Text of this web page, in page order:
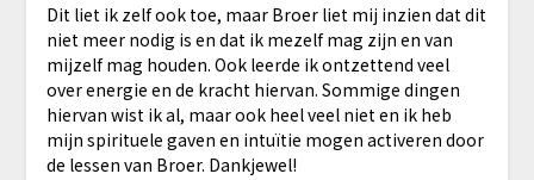
Dit liet ik zelf ook toe, maar Broer liet mij inzien dat dit
niet meer nodig is en dat ik mezelf mag zijn en van
mijzelf mag houden. Ook leerde ik ontzettend veel
over energie en de kracht hiervan. Sommige dingen
hiervan wist ik al, maar ook heel veel niet en ik heb
mijn spirituele gaven en intuïtie mogen activeren door
de lessen van Broer. Dankjewel!